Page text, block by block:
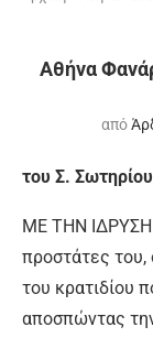
Αθήνα
από
του Σ.
ΜΕ ΤΗΝ ΙΔΡΥΣΗ
προστάτες του,
του κρατιδίου
αποσπώντας